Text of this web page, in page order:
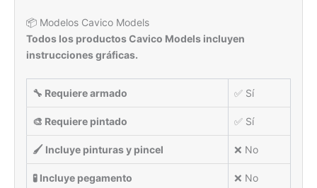
📦 Modelos Cavico Models
Todos los productos Cavico Models incluyen
instrucciones gráficas.
🔧 Requiere armado ✅ Sí
🎨 Requiere pintado ✅ Sí
🖌 Incluye pinturas y pincel ❌ No
🧪 Incluye pegamento ❌ No